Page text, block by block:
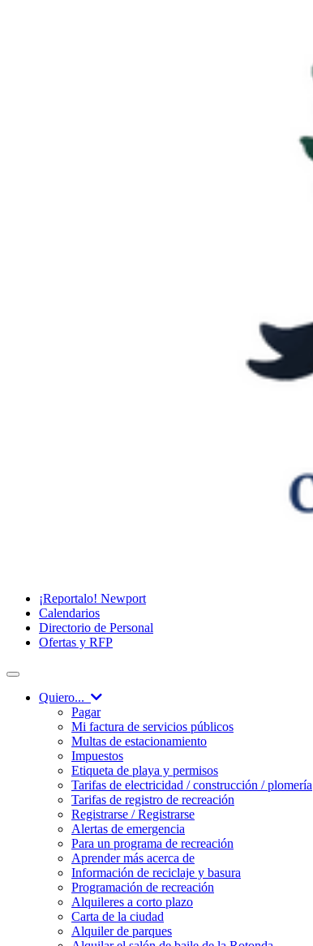
¡Reportalo! Newport
Calendarios
Directorio de Personal
Ofertas y RFP
Quiero...
Pagar
Mi factura de servicios públicos
Multas de estacionamiento
Impuestos
Etiqueta de playa y permisos
Tarifas de electricidad / construcción / plomería
Tarifas de registro de recreación
Registrarse / Registrarse
Alertas de emergencia
Para un programa de recreación
Aprender más acerca de
Información de reciclaje y basura
Programación de recreación
Alquileres a corto plazo
Carta de la ciudad
Alquiler de parques